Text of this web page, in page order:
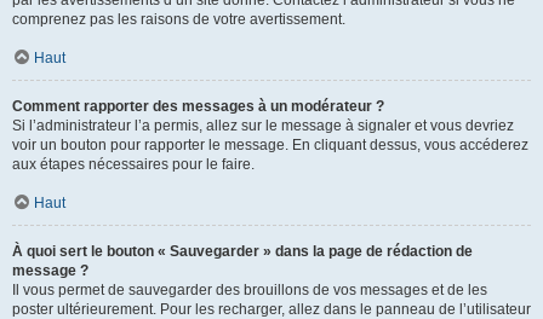
comprenez pas les raisons de votre avertissement.
Haut
Comment rapporter des messages à un modérateur ?
Si l’administrateur l’a permis, allez sur le message à signaler et vous devriez
voir un bouton pour rapporter le message. En cliquant dessus, vous accéderez
aux étapes nécessaires pour le faire.
Haut
À quoi sert le bouton « Sauvegarder » dans la page de rédaction de
message ?
Il vous permet de sauvegarder des brouillons de vos messages et de les
poster ultérieurement. Pour les recharger, allez dans le panneau de l’utilisateur